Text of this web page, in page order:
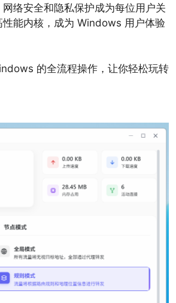
络安全和隐私保护成为每位用户关
能内核，成为 Windows 用户体验
的全流程操作，让你轻松玩转